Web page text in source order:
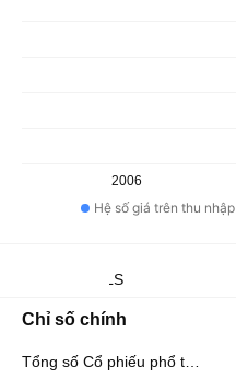
2006
Hệ số giá trên thu nhập
Đơn vị tiền tệ: ILS
Chỉ số chính